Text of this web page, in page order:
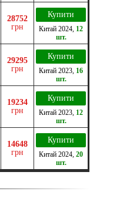
28752
грн
Купити
Китай 2024 12
шт.
29295
грн
Купити
Китай 2023 16
шт.
19234
грн
Купити
Китай 2023 12
шт.
14648
грн
Купити
Китай 2024 20
шт.